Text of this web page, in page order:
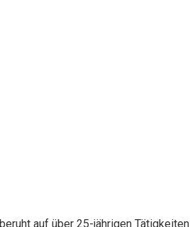
auf über 25-jährigen Tätigkeiten